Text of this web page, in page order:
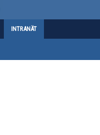
INTRANÄT